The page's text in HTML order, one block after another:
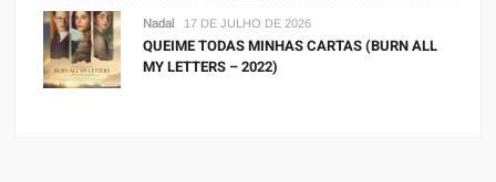
Nadal 17 DE JULHO DE 2026
QUEIME TODAS MINHAS CARTAS (BURN ALL
MY LETTERS – 2022)